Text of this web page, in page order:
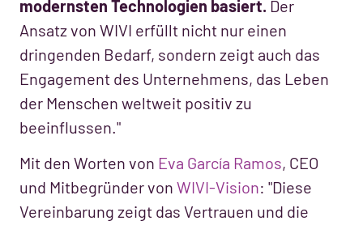
modernsten Technologien basiert. Der
Ansatz von WIVI erfüllt nicht nur einen
dringenden Bedarf, sondern zeigt auch das
Engagement des Unternehmens, das Leben
der Menschen weltweit positiv zu
beeinflussen."
Mit den Worten von Eva García Ramos, CEO
und Mitbegründer von WIVI-Vision: "Diese
Vereinbarung zeigt das Vertrauen und die